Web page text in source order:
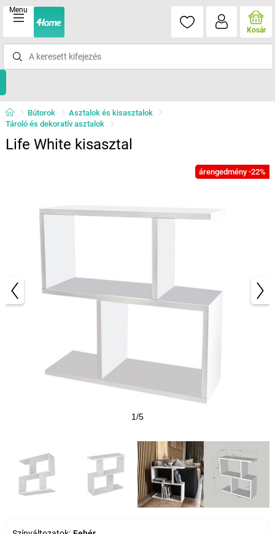
Menu
Kosár
Bútorok
Asztalok és kisasztalok
Tároló és dekoratív asztalok
Life White kisasztal
árengedmény -22%
1/5